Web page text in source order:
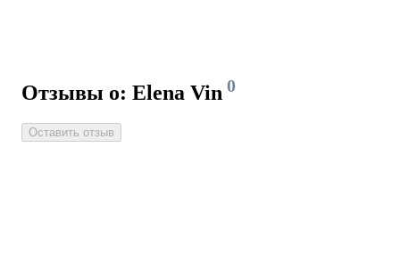
Отзывы о: Elena Vin 0
Оставить отзыв